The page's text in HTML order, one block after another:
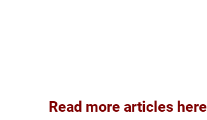
Read more articles here